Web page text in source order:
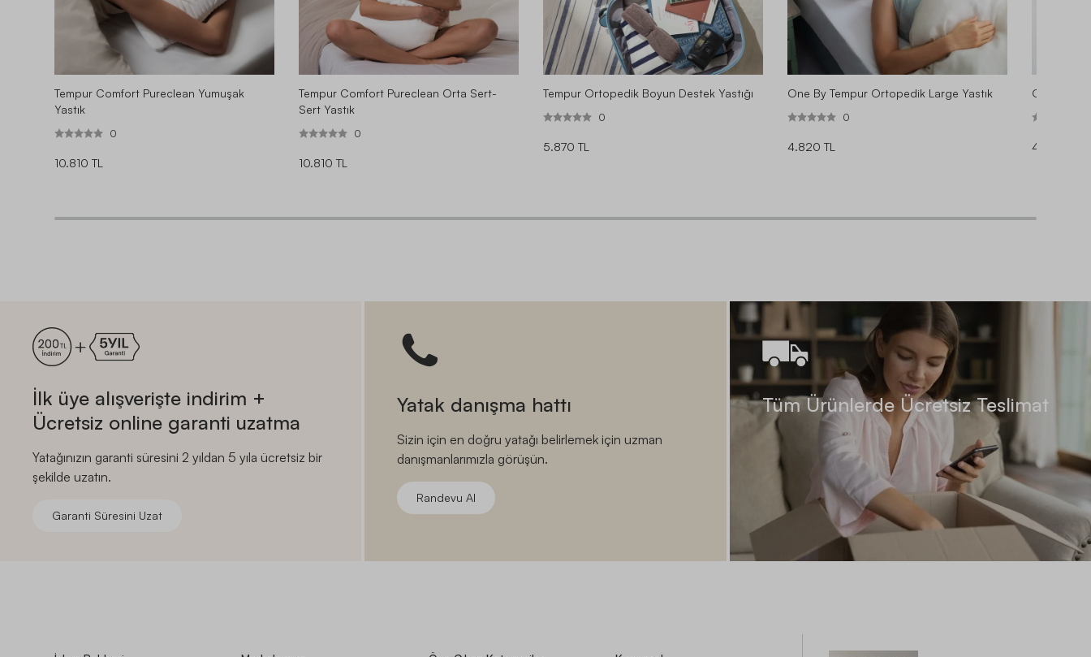
Tempur Comfort Pureclean Yumuşak
Yastık
0
10.810 TL
Tempur Comfort Pureclean Orta Sert-
Sert Yastık
0
10.810 TL
Tempur Ortopedik Boyun Destek Yastığı
0
5.870 TL
One By Tempur Ortopedik Large Yastık
0
4.820 TL
One By
4.450 TL
İlk üye alışverişte indirim +
Ücretsiz online garanti uzatma
Yatağınızın garanti süresini 2 yıldan 5 yıla ücretsiz bir
şekilde uzatın.
Garanti Süresini Uzat
Yatak danışma hattı
Sizin için en doğru yatağı belirlemek için uzman
danışmanlarımızla görüşün.
Randevu Al
Tüm Ürünlerde Ücretsiz Teslimat